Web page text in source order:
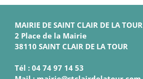
MAIRIE DE SAINT CLAIR DE LA TOUR
2 Place de la Mairie
38110 SAINT CLAIR DE LA TOUR
Tél : 04 74 97 14 53